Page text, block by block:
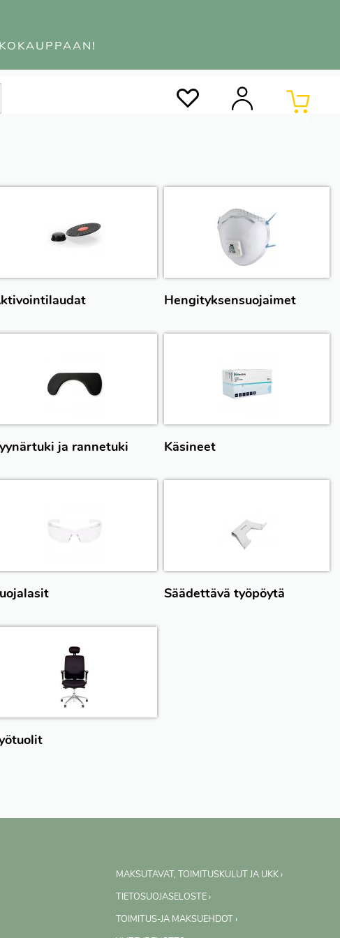
Hengityksensuojaimet
ja rannetuki Käsineet
Säädettävä työpöytä
MAKSUTAVAT, TOIMITUSKULUT JA UKK ›
TIETOSUOJASELOSTE ›
TOIMITUS-JA MAKSUEHDOT ›